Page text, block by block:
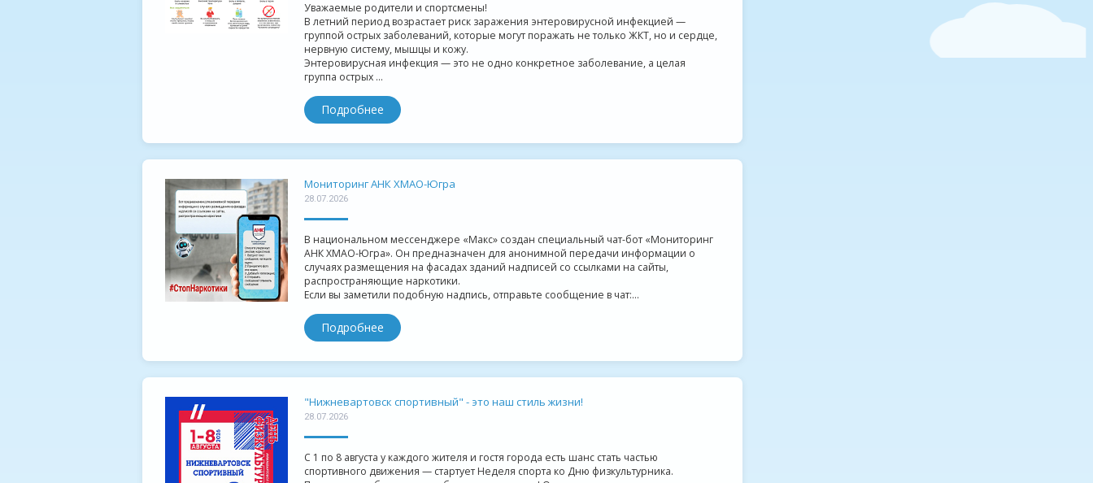
Уважаемые родители и спортсмены!
В летний период возрастает риск заражения энтеровирусной инфекцией —
группой острых заболеваний, которые могут поражать не только ЖКТ, но и сердце,
нервную систему, мышцы и кожу.
Энтеровирусная инфекция — это не одно конкретное заболевание, а целая
группа острых ...
Подробнее
Мониторинг АНК ХМАО-Югра
28.07.2026
В национальном мессенджере «Макс» создан специальный чат-бот «Мониторинг
АНК ХМАО-Югра». Он предназначен для анонимной передачи информации о
случаях размещения на фасадах зданий надписей со ссылками на сайты,
распространяющие наркотики.
Если вы заметили подобную надпись, отправьте сообщение в чат:...
Подробнее
"Нижневартовск спортивный" - это наш стиль жизни!
28.07.2026
С 1 по 8 августа у каждого жителя и гостя города есть шанс стать частью
спортивного движения — стартует Неделя спорта ко Дню физкультурника.